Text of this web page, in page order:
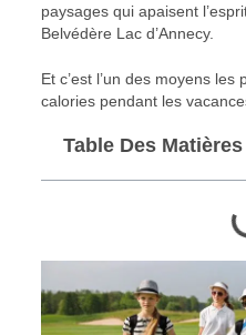
paysages qui apaisent
Belvédère Lac d’Annecy.
Et c’est l’un des moyens
calories pendant les
Table Des Matières